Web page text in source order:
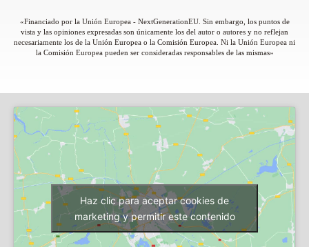
«Financiado por la Unión Europea - NextGenerationEU. Sin embargo, los puntos de
vista y las opiniones expresadas son únicamente los del autor o autores y no reflejan
necesariamente los de la Unión Europea o la Comisión Europea. Ni la Unión Europea ni
la Comisión Europea pueden ser consideradas responsables de las mismas»
Haz clic para aceptar cookies de
marketing y permitir este contenido